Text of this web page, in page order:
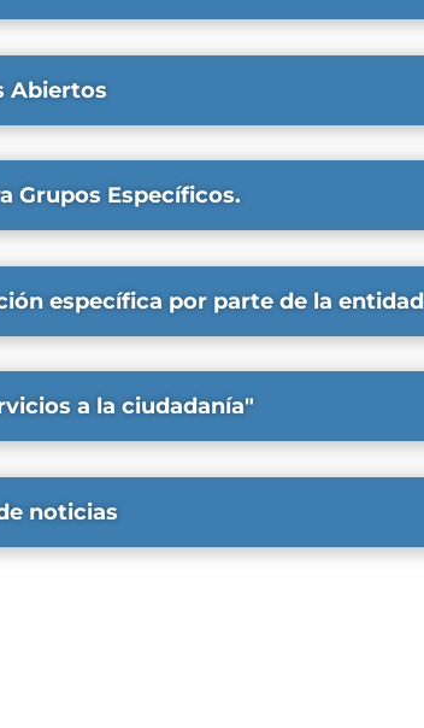
Abiertos
Grupos Específicos.
específica por parte de la entidad
a la ciudadanía"
noticias